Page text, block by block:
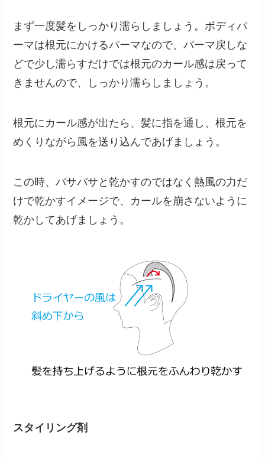
まず一度髪をしっかり濡らしましょう。ボディパ
ーマは根元にかけるパーマなので、パーマ戻しな
どで少し濡らすだけでは根元のカール感は戻って
きませんので、しっかり濡らしましょう。
根元にカール感が出たら、髪に指を通し、根元を
めくりながら風を送り込んであげましょう。
この時、バサバサと乾かすのではなく熱風の力だ
けで乾かすイメージで、カールを崩さないように
乾かしてあげましょう。
スタイリング剤